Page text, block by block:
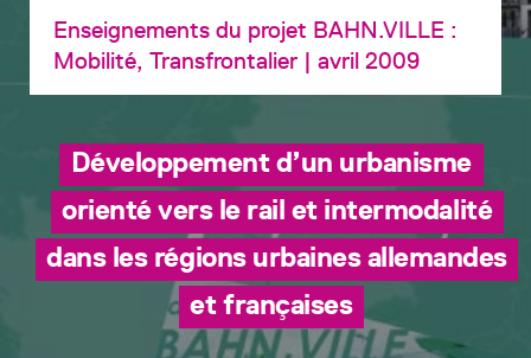
Enseignements du projet BAHN.VILLE :
Mobilité, Transfrontalier | avril 2009
Développement d’un urbanisme
orienté vers le rail et intermodalité
dans les régions urbaines allemandes
et françaises